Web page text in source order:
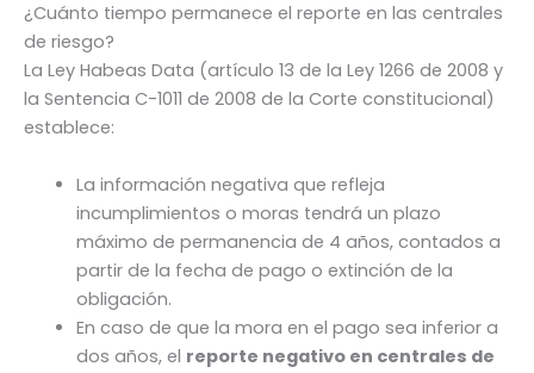
¿Cuánto tiempo permanece el reporte en las centrales
de riesgo?
La Ley Habeas Data (artículo 13 de la Ley 1266 de 2008 y
la Sentencia C-1011 de 2008 de la Corte constitucional)
establece:
La información negativa que refleja
incumplimientos o moras tendrá un plazo
máximo de permanencia de 4 años, contados a
partir de la fecha de pago o extinción de la
obligación.
En caso de que la mora en el pago sea inferior a
dos años, el reporte negativo en centrales de